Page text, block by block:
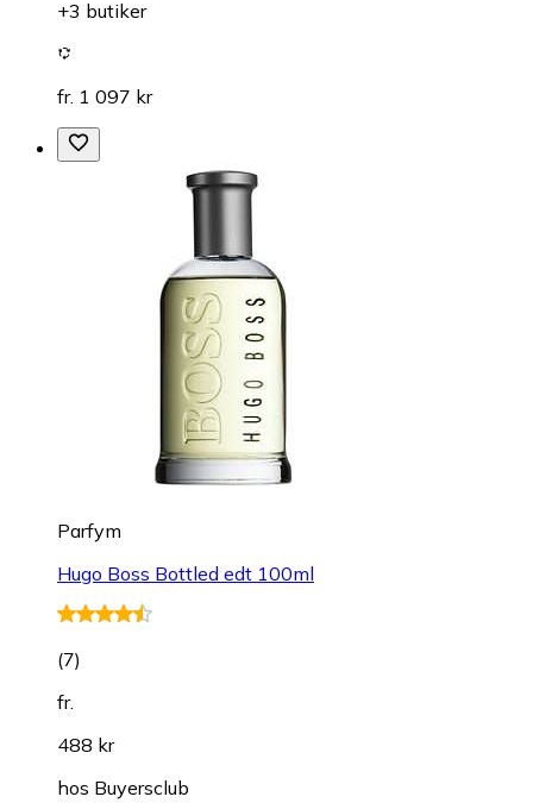
+3 butiker
fr. 1 097 kr
Parfym
Hugo Boss Bottled edt 100ml
(7)
fr.
488 kr
hos Buyersclub